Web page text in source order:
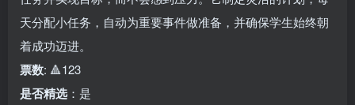
天分配小任务，自动为重要事件做准备，并确保学生始终朝
着成功迈进。
票数: 🔺123
是否精选 ：是